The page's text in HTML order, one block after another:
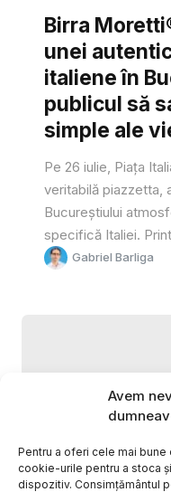
Avem
Pentru a oferi cele mai
cookie-urile pentru a stoca
dispozitiv. Consimțământul
Birra
unei
italiene în
publicul să
simple ale
Pe 26 iulie, Piața
veritabilă piazzetta,
Bucureștiului
specifică Italiei.
Gabriel Barliga